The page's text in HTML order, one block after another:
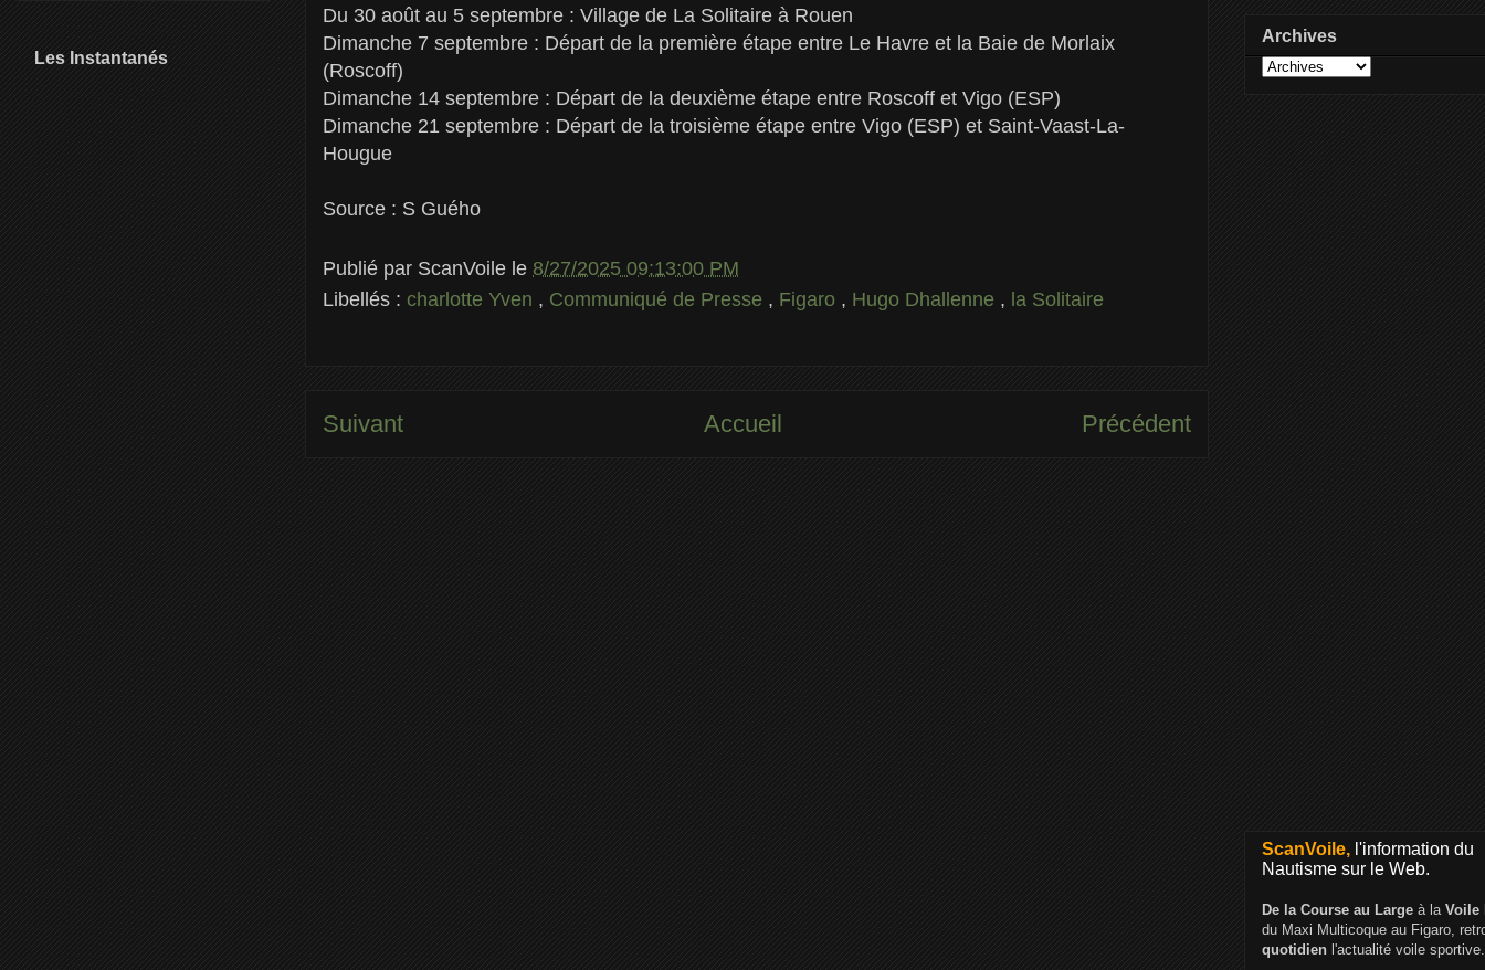
Du 30 août au 5 septembre : Village de La Solitaire à Rouen
Dimanche 7 septembre : Départ de la première étape entre Le Havre et la Baie de Morlaix
(Roscoff)
Dimanche 14 septembre : Départ de la deuxième étape entre Roscoff et Vigo (ESP)
Dimanche 21 septembre : Départ de la troisième étape entre Vigo (ESP) et Saint-Vaast-La-
Hougue
Source : S Guého
Publié par ScanVoile le 8/27/2025 09:13:00 PM
Libellés : charlotte Yven , Communiqué de Presse , Figaro , Hugo Dhallenne , la Solitaire
Suivant Précédent
Accueil
Les Instantanés
Archives
ScanVoile, l'information du
Nautisme sur le Web.
De la Course au Large à la Voile
du Maxi Multicoque au Figaro,
quotidien l'actualité voile sportive.